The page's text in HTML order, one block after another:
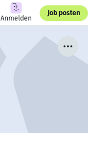
Anmelden
Job posten